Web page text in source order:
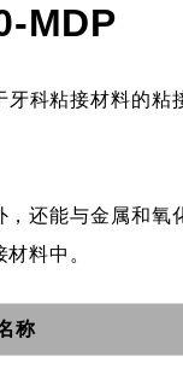
MDP
牙科粘接材料的粘
还能与金属和氧
料中。
称